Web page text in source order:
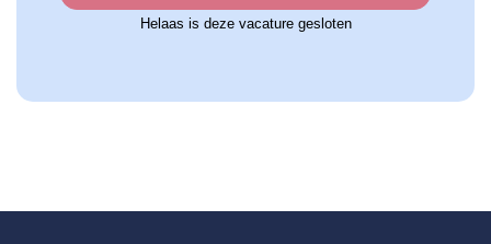
Helaas is deze vacature gesloten